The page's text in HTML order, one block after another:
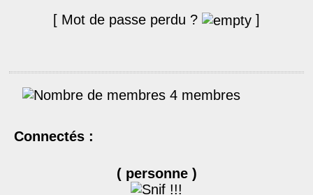
[ Mot de passe perdu ? ]
4 membres
Connectés :
( personne )